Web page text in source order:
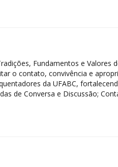
Fundamentos e Valores
o contato, convivência e
da UFABC,
de Conversa e Discussão;